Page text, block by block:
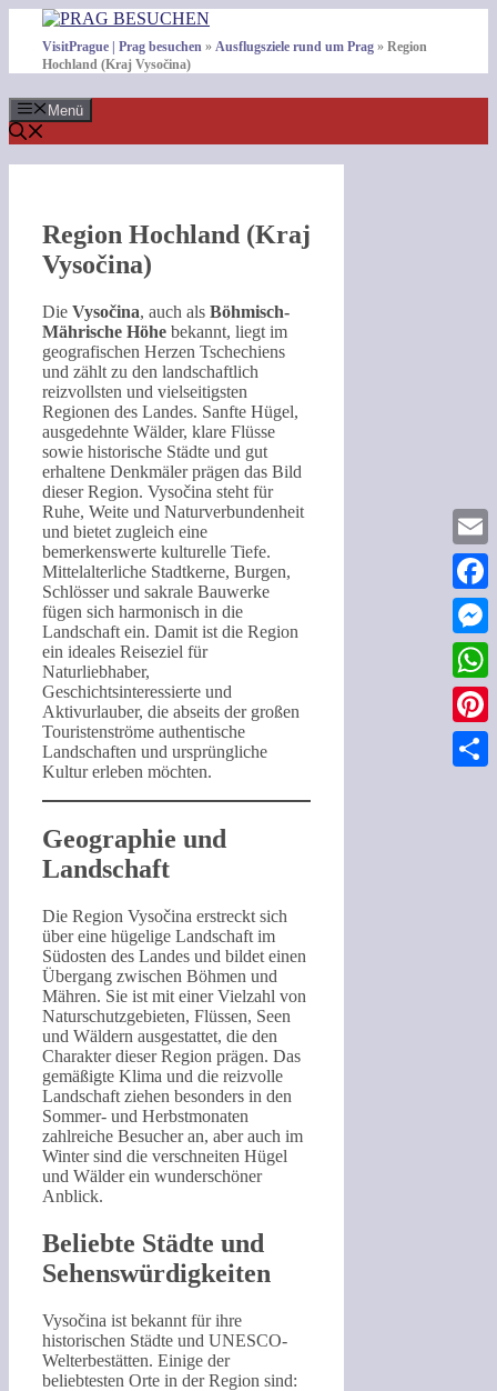
Inhalt
springen
VisitPrague | Prag besuchen » Ausflugsziele rund um Prag » Region
Hochland (Kraj Vysočina)
Menü
Region Hochland (Kraj
Vysočina)
Die Vysočina, auch als Böhmisch-
Mährische Höhe bekannt, liegt im
geografischen Herzen Tschechiens
und zählt zu den landschaftlich
reizvollsten und vielseitigsten
Regionen des Landes. Sanfte Hügel,
ausgedehnte Wälder, klare Flüsse
sowie historische Städte und gut
erhaltene Denkmäler prägen das Bild
dieser Region. Vysočina steht für
Ruhe, Weite und Naturverbundenheit
und bietet zugleich eine
bemerkenswerte kulturelle Tiefe.
Mittelalterliche Stadtkerne, Burgen,
Schlösser und sakrale Bauwerke
fügen sich harmonisch in die
Landschaft ein. Damit ist die Region
ein ideales Reiseziel für
Naturliebhaber,
Geschichtsinteressierte und
Aktivurlauber, die abseits der großen
Touristenströme authentische
Landschaften und ursprüngliche
Kultur erleben möchten.
Geographie und
Landschaft
Die Region Vysočina erstreckt sich
über eine hügelige Landschaft im
Südosten des Landes und bildet einen
Übergang zwischen Böhmen und
Mähren. Sie ist mit einer Vielzahl von
Naturschutzgebieten, Flüssen, Seen
und Wäldern ausgestattet, die den
Charakter dieser Region prägen. Das
gemäßigte Klima und die reizvolle
Landschaft ziehen besonders in den
Sommer- und Herbstmonaten
zahlreiche Besucher an, aber auch im
Winter sind die verschneiten Hügel
und Wälder ein wunderschöner
Anblick.
Beliebte Städte und
Sehenswürdigkeiten
Vysočina ist bekannt für ihre
historischen Städte und UNESCO-
Welterbestätten. Einige der
beliebtesten Orte in der Region sind:
Email